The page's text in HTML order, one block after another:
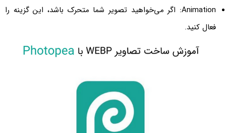
Animation: اگر می‌خواهید تصویر شما متحرک باشد، این گزینه را
فعال کنید.